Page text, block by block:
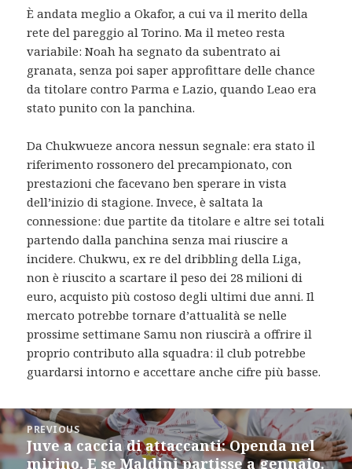
È andata meglio a Okafor, a cui va il merito della
rete del pareggio al Torino. Ma il meteo resta
variabile: Noah ha segnato da subentrato ai
granata, senza poi saper approfittare delle chance
da titolare contro Parma e Lazio, quando Leao era
stato punito con la panchina.
Da Chukwueze ancora nessun segnale: era stato il
riferimento rossonero del precampionato, con
prestazioni che facevano ben sperare in vista
dell’inizio di stagione. Invece, è saltata la
connessione: due partite da titolare e altre sei totali
partendo dalla panchina senza mai riuscire a
incidere. Chukwu, ex re del dribbling della Liga,
non è riuscito a scartare il peso dei 28 milioni di
euro, acquisto più costoso degli ultimi due anni. Il
mercato potrebbe tornare d’attualità se nelle
prossime settimane Samu non riuscirà a offrire il
proprio contributo alla squadra: il club potrebbe
guardarsi intorno e accettare anche cifre più basse.
Post
navigation
PREVIOUS
Previous
post:
Juve a caccia di attaccanti: Openda nel
mirino. E se Maldini partisse a gennaio.